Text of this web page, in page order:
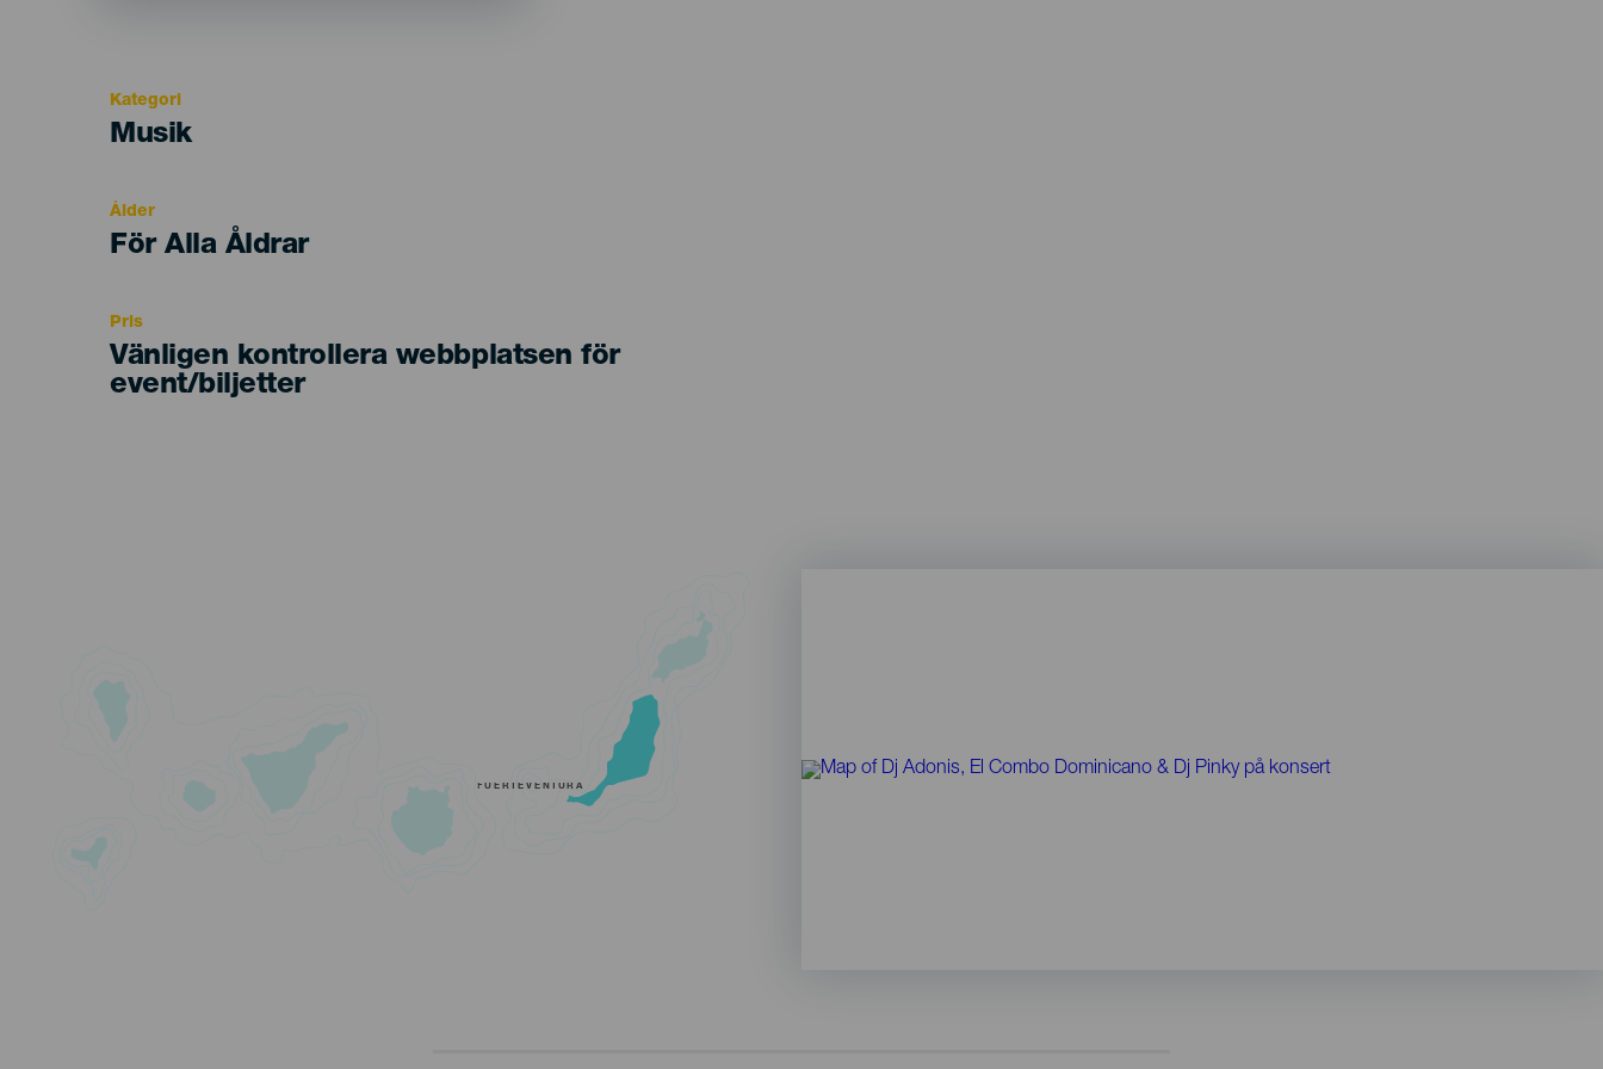
Kategori
Categoría
Musik
Ålder
Edad
För Alla Åldrar
Pris
Vänligen kontrollera webbplatsen för
event/biljetter
FUERTEVENTURA